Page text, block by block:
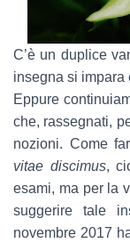
C’è un duplice
insegna si impara
Eppure
che, rassegnati,
nozioni. Come
vitae discimus,
esami, ma per la
suggerire tale
novembre 2017